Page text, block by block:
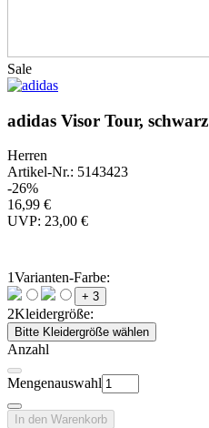
Sale
adidas Visor Tour, schwarz
Herren
Artikel-Nr.: 5143423
-26%
16,99 €
UVP: 23,00 €
1Varianten-Farbe:
+ 3
2Kleidergröße:
Bitte Kleidergröße wählen
Anzahl
Mengenauswahl
In den Warenkorb